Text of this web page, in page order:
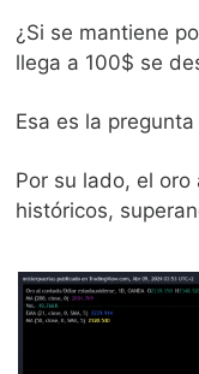
¿Si se mantiene
llega a 100$ se
Esa es la
Por su lado, el
históricos,